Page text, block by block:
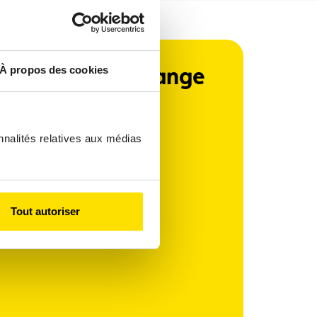
À propos des cookies
relatives aux médias
Tout autoriser
ACL Bertrange
8h - 18h